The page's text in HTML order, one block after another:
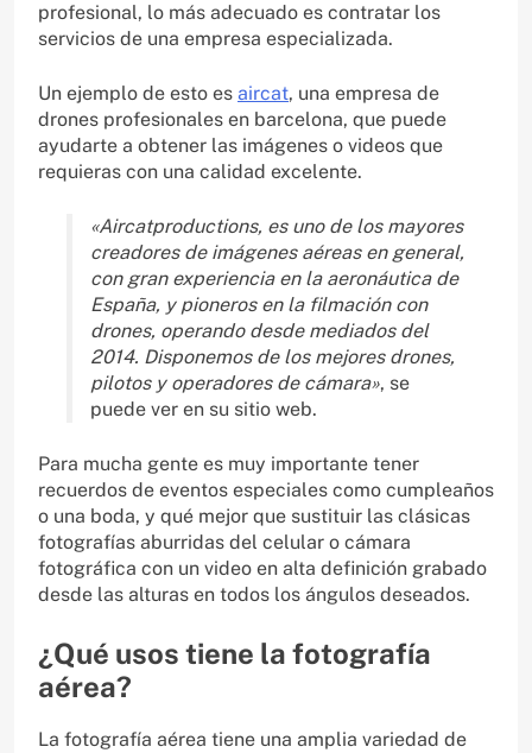
profesional, lo más adecuado es contratar los
servicios de una empresa especializada.
Un ejemplo de esto es aircat, una empresa de
drones profesionales en barcelona, que puede
ayudarte a obtener las imágenes o videos que
requieras con una calidad excelente.
«Aircatproductions, es uno de los mayores
creadores de imágenes aéreas en general,
con gran experiencia en la aeronáutica de
España, y pioneros en la filmación con
drones, operando desde mediados del
2014. Disponemos de los mejores drones,
pilotos y operadores de cámara», se
puede ver en su sitio web.
Para mucha gente es muy importante tener
recuerdos de eventos especiales como cumpleaños
o una boda, y qué mejor que sustituir las clásicas
fotografías aburridas del celular o cámara
fotográfica con un video en alta definición grabado
desde las alturas en todos los ángulos deseados.
¿Qué usos tiene la fotografía
aérea?
La fotografía aérea tiene una amplia variedad de